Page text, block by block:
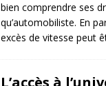
bien comprendre ses
qu’automobiliste. En
excès de vitesse peut
L’accès à